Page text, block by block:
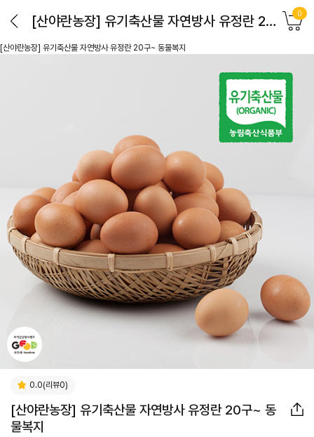
[산야란농장] 유기축산물 자연방사 유정란 20구~ 동물복지 0
[산야란농장] 유기축산물 자연방사 유정란 20구~ 동물복지
0.0(리뷰0)
[산야란농장] 유기축산물 자연방사 유정란 20구~ 동
물복지